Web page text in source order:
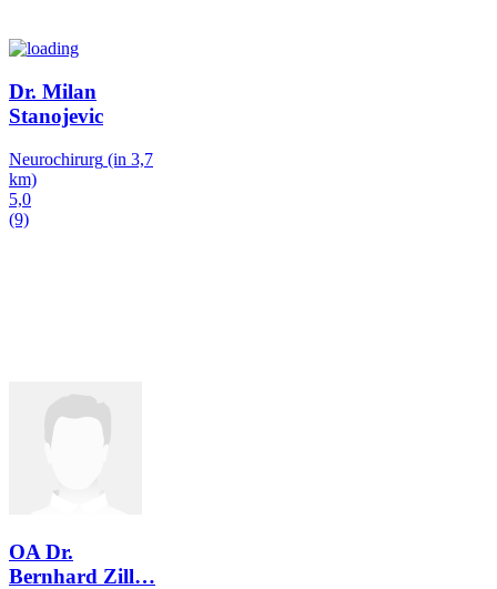
Dr. Milan
Stanojevic
Neurochirurg (in 3,7
km)
5,0
(9)
OA Dr.
Bernhard Zill…